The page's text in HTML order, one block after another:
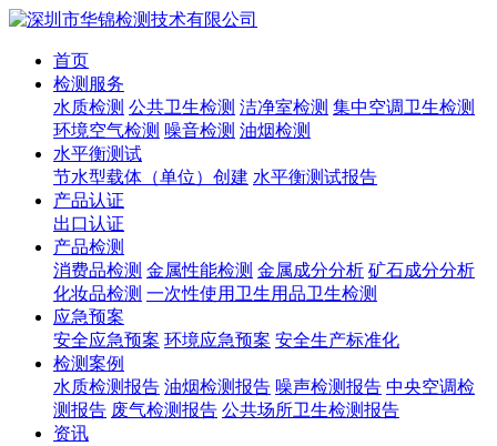
首页
检测服务
水质检测 公共卫生检测 洁净室检测 集中空调卫生检测
环境空气检测 噪音检测 油烟检测
水平衡测试
节水型载体（单位）创建 水平衡测试报告
产品认证
出口认证
产品检测
消费品检测 金属性能检测 金属成分分析 矿石成分分析
化妆品检测 一次性使用卫生用品卫生检测
应急预案
安全应急预案 环境应急预案 安全生产标准化
检测案例
水质检测报告 油烟检测报告 噪声检测报告 中央空调检
测报告 废气检测报告 公共场所卫生检测报告
资讯